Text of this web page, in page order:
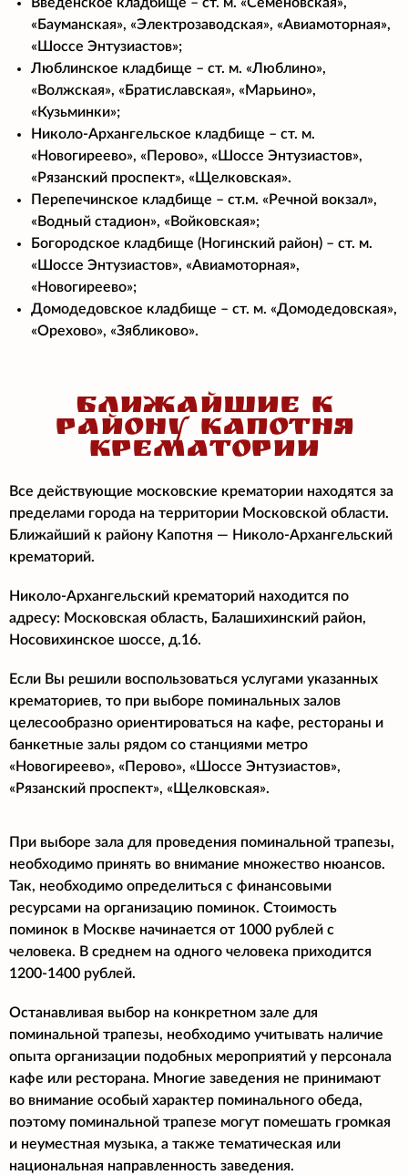
«Бауманская», «Электрозаводская», «Авиамоторная»,
«Шоссе Энтузиастов»;
Люблинское кладбище – ст. м. «Люблино»,
«Волжская», «Братиславская», «Марьино»,
«Кузьминки»;
Николо-Архангельское кладбище – ст. м.
«Новогиреево», «Перово», «Шоссе Энтузиастов»,
«Рязанский проспект», «Щелковская».
Перепечинское кладбище – ст.м. «Речной вокзал»,
«Водный стадион», «Войковская»;
Богородское кладбище (Ногинский район) – ст. м.
«Шоссе Энтузиастов», «Авиамоторная»,
«Новогиреево»;
Домодедовское кладбище – ст. м. «Домодедовская»,
«Орехово», «Зябликово».
БЛИЖАЙШИЕ К
РАЙОНУ КАПОТНЯ
КРЕМАТОРИИ
Все действующие московские крематории находятся за
пределами города на территории Московской области.
Ближайший к району Капотня — Николо-Архангельский
крематорий.
Николо-Архангельский крематорий находится по
адресу: Московская область, Балашихинский район,
Носовихинское шоссе, д.16.
Если Вы решили воспользоваться услугами указанных
крематориев, то при выборе поминальных залов
целесообразно ориентироваться на кафе, рестораны и
банкетные залы рядом со станциями метро
«Новогиреево», «Перово», «Шоссе Энтузиастов»,
«Рязанский проспект», «Щелковская».
При выборе зала для проведения поминальной трапезы,
необходимо принять во внимание множество нюансов.
Так, необходимо определиться с финансовыми
ресурсами на организацию поминок. Стоимость
поминок в Москве начинается от 1000 рублей с
человека. В среднем на одного человека приходится
1200-1400 рублей.
Останавливая выбор на конкретном зале для
поминальной трапезы, необходимо учитывать наличие
опыта организации подобных мероприятий у персонала
кафе или ресторана. Многие заведения не принимают
во внимание особый характер поминального обеда,
поэтому поминальной трапезе могут помешать громкая
и неуместная музыка, а также тематическая или
национальная направленность заведения.